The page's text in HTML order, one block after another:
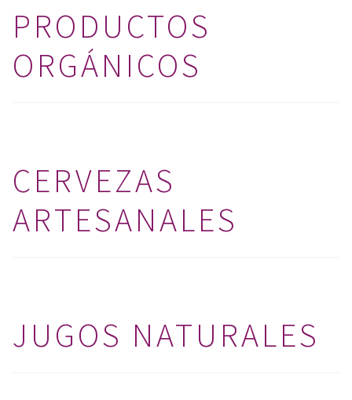
PRODUCTOS
ORGÁNICOS
CERVEZAS
ARTESANALES
JUGOS NATURALES